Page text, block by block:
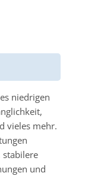
niedrigen
vieles mehr.
stabilere
und